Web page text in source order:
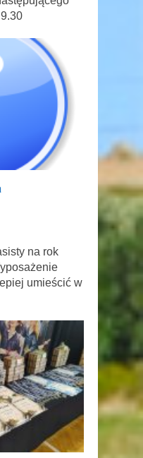
na rok
umieścić w